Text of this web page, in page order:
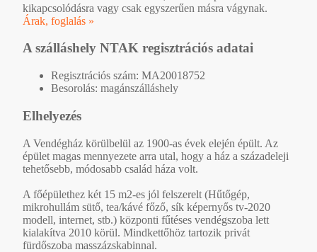
kikapcsolódásra vagy csak egyszerűen másra vágynak.
Árak, foglalás »
A szálláshely NTAK regisztrációs adatai
Regisztrációs szám: MA20018752
Besorolás: magánszálláshely
Elhelyezés
A Vendégház körülbelül az 1900-as évek elején épült. Az
épület magas mennyezete arra utal, hogy a ház a századeleji
tehetősebb, módosabb család háza volt.
A főépülethez két 15 m2-es jól felszerelt (Hűtőgép,
mikrohullám sütő, tea/kávé főző, sík képernyős tv-2020
modell, internet, stb.) központi fűtéses vendégszoba lett
kialakítva 2010 körül. Mindkettőhöz tartozik privát
fürdőszoba masszázskabinnal.